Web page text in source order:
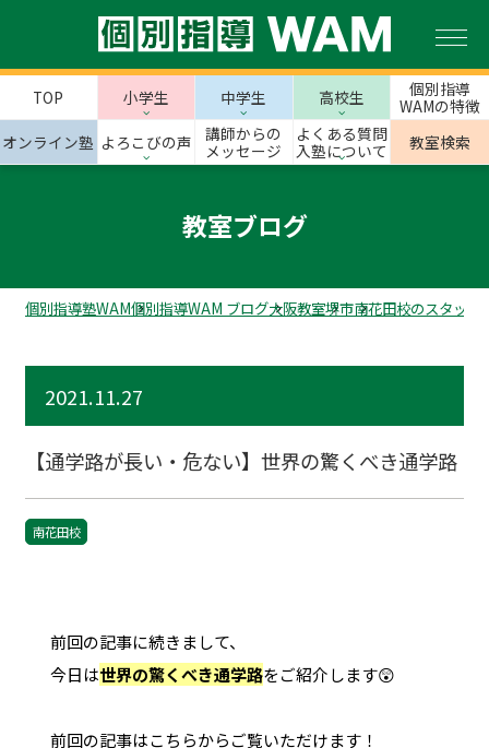
TOP 小学生 中学生 高校生
個別指導
WAMの特徴
オンライン塾 よろこびの声
講師からの
メッセージ
よくある質問
入塾について
教室検索
教室ブログ
個別指導塾WAM個別指導WAM ブログ大阪教室堺市南花田校のスタッフ
2021.11.27
【通学路が長い・危ない】世界の驚くべき通学路
南花田校
前回の記事に続きまして、
今日は世界の驚くべき通学路をご紹介します😲
前回の記事はこちらからご覧いただけます！